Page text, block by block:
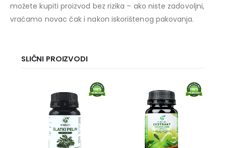
možete kupiti proizvod bez rizika – ako niste zadovoljni,
vraćamo novac čak i nakon iskorištenog pakovanja.
SLIČNI PROIZVODI